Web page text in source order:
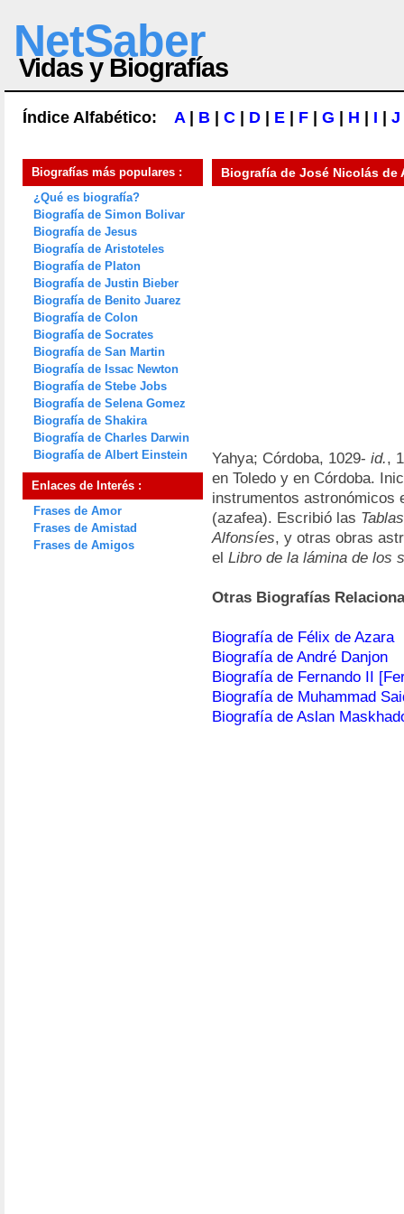
NetSaber
Vidas y Biografías
Índice Alfabético: A| B C D E F G H I J
Biografías más populares :
¿Qué es biografía?
Biografía de Simon Bolivar
Biografía de Jesus
Biografía de Aristoteles
Biografía de Platon
Biografía de Justin Bieber
Biografía de Benito Juarez
Biografía de Colon
Biografía de Socrates
Biografía de San Martin
Biografía de Issac Newton
Biografía de Stebe Jobs
Biografía de Selena Gomez
Biografía de Shakira
Biografía de Charles Darwin
Biografía de Albert Einstein
Enlaces de Interés :
Frases de Amor
Frases de Amistad
Frases de Amigos
Biografía de José Nicolás de
Yahya; Córdoba, 1029- id.,
en Toledo y en Córdoba.
instrumentos astronómicos
(azafea). Escribió las
Alfonsíes, y otras obras
el Libro de la lámina de los
Otras Biografías
Biografía de Félix de Azara
Biografía de André Danjon
Biografía de Fernando II
Biografía de Muhammad
Biografía de Aslan